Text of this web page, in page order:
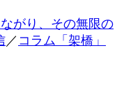
がり、その無限の
／ コラム「架橋」